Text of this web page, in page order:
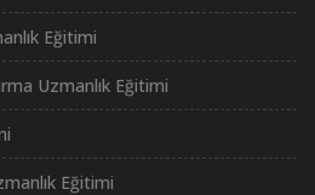
Eğitimi
Uzmanlık Eğitimi
Eğitimi